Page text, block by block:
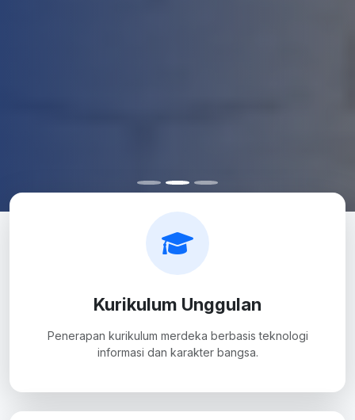
Kurikulum Unggulan
Penerapan kurikulum merdeka berbasis teknologi
informasi dan karakter bangsa.